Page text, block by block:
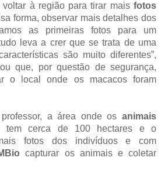
à região para tirar mais fotos
forma, observar mais detalhes dos
as primeiras fotos para um
leva a crer que se trata de uma
são muito diferentes”,
que, por questão de segurança,
o local onde os macacos foram
a área onde os animais
tem cerca de 100 hectares e o
fotos dos indivíduos e com
capturar os animais e coletar